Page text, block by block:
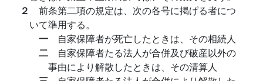
２ 前条第二項の規定は、次の各号に掲げる者につ
いて準用する。
一 自家保障者が死亡したときは、その相続人
二 自家保障者たる法人が合併及び破産以外の
事由により解散したときは、その清算人